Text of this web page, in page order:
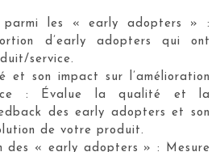
parmi les « early adopters » :
d’early adopters qui ont
service.
et son impact sur l’amélioration
: Évalue la qualité et la
des early adopters et son
de votre produit.
des « early adopters » : Mesure